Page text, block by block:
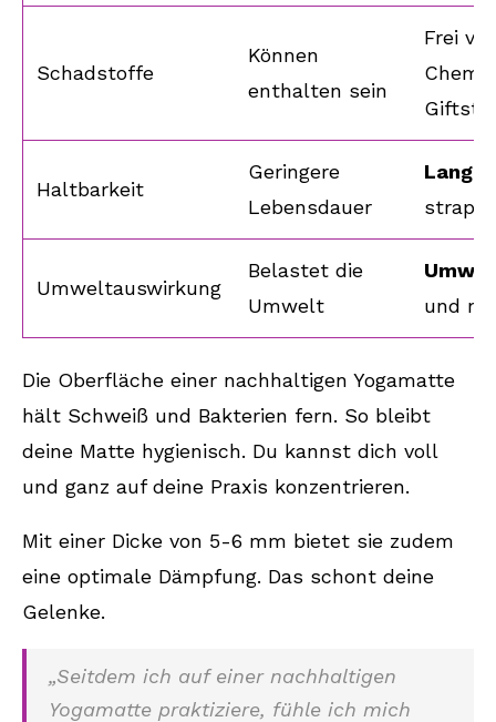
Schadstoffe
Können
enthalten sein
Frei
Haltbarkeit
Geringere
Lebensdauer
Umweltauswirkung
Belastet die
Umwelt
und
Die Oberfläche einer nachhaltigen Yogamatte
hält Schweiß und Bakterien fern. So bleibt
deine Matte hygienisch. Du kannst dich voll
und ganz auf deine Praxis konzentrieren.
Mit einer Dicke von 5-6 mm bietet sie zudem
eine optimale Dämpfung. Das schont deine
Gelenke.
„Seitdem ich auf einer nachhaltigen
Yogamatte praktiziere, fühle ich mich